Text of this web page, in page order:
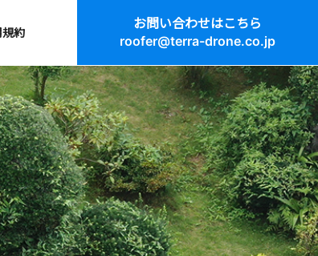
約
お問い合わせはこちら
roofer@terra-drone.co.jp